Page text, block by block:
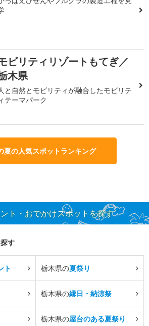
ビリティリゾートもてぎ／
木県
と自然とモビリティが融合したモビリテ
テーマパーク
夏の人気スポットランキング
ト・おでかけスポットを探す
す
ト 栃木県の夏祭り
栃木県の縁日・納涼祭
栃木県の屋台のある夏祭り